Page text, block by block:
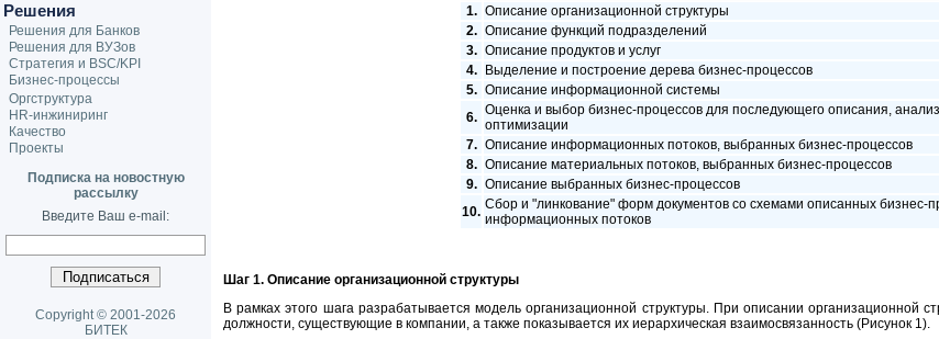
1. Описание организационной структуры
2. Описание функций подразделений
3. Описание продуктов и услуг
4.
Выделение и построение дерева бизнес-процессов
5. Описание информационной системы
6. Оценка и выбор бизнес-процессов для последующего описания,
оптимизации
7. Описание информационных потоков, выбранных бизнес-процессов
8. Описание материальных потоков, выбранных бизнес-процессов
9. Описание выбранных бизнес-процессов
10. Сбор и "линкование" форм документов со схемами описанных бизнес-
информационных потоков
Шаг 1. Описание организационной структуры
В рамках этого шага разрабатывается модель организационной структуры. При описании организационной
должности, существующие в компании, а также показывается их иерархическая взаимосвязанность (Рисунок 1).
Решения
Решения для Банков
Решения для ВУЗов
Стратегия и BSC/KPI
Бизнес-процессы
Оргструктура
HR-инжиниринг
Качество
Проекты
Подписка на новостную
рассылку
Введите Ваш e-mail:
Copyright © 2001-2026
БИТЕК